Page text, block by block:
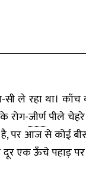
ले रहा था।
रोग-जीर्णपीले
पर आज से कोई
दूर एक ऊँचे पहाड़